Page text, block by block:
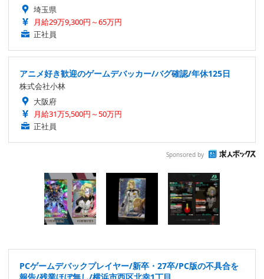
埼玉県
月給29万9,300円～65万円
正社員
アニメ好き歓迎のゲームデバッカー/バグ確認/年休125日
株式会社小林
大阪府
月給31万5,500円～50万円
正社員
Sponsored by
PCゲームデバックプレイヤー/新卒・27卒/PC版の不具合を